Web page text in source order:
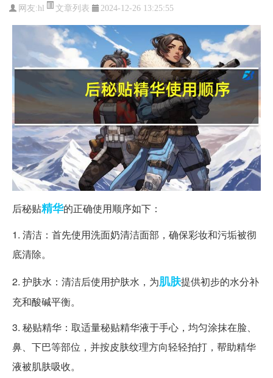
网友:hl 文章列表 2024-12-26 13:25:55
后秘贴精华的正确使用顺序如下：
1. 清洁：首先使用洗面奶清洁面部，确保彩妆和污垢被彻
底清除。
2. 护肤水：清洁后使用护肤水，为肌肤提供初步的水分补
充和酸碱平衡。
3. 秘贴精华：取适量秘贴精华液于手心，均匀涂抹在脸、
鼻、下巴等部位，并按皮肤纹理方向轻轻拍打，帮助精华
液被肌肤吸收。